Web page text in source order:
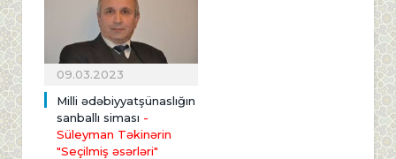
09.03.2023
Milli ədəbiyyatşünaslığın
sanballı siması -
Süleyman Təkinərin
"Seçilmiş əsərləri"